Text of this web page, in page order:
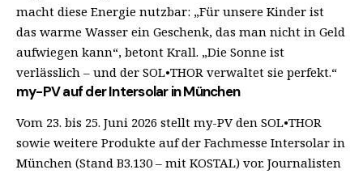
macht diese Energie nutzbar: „Für unsere Kinder ist
das warme Wasser ein Geschenk, das man nicht in Geld
aufwiegen kann“, betont Krall. „Die Sonne ist
verlässlich – und der SOL•THOR verwaltet sie perfekt.“
my-PV auf der Intersolar in München
Vom 23. bis 25. Juni 2026 stellt my-PV den SOL•THOR
sowie weitere Produkte auf der Fachmesse Intersolar in
München (Stand B3.130 – mit KOSTAL) vor. Journalisten